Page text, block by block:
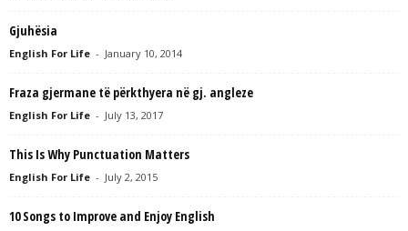
Gjuhësia
English For Life - January 10, 2014
Fraza gjermane të përkthyera në gj. angleze
English For Life - July 13, 2017
This Is Why Punctuation Matters
English For Life - July 2, 2015
10 Songs to Improve and Enjoy English